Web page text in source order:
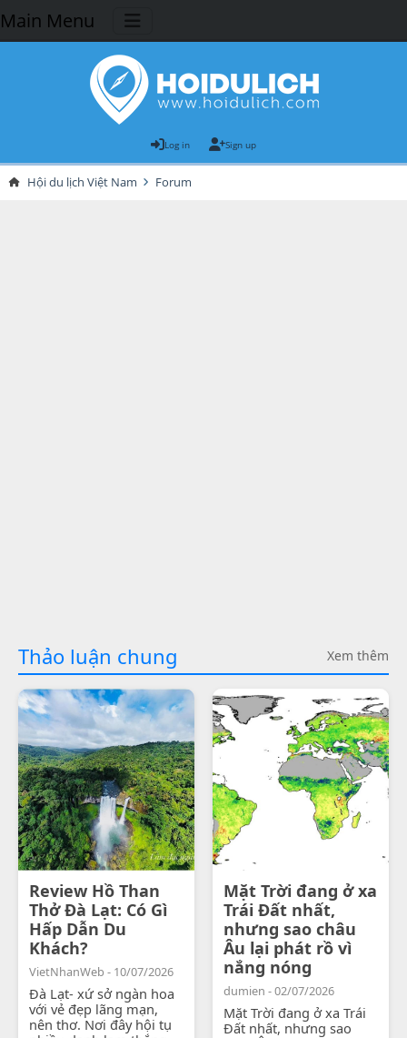
Main Menu
Log in Sign up
Hội du lịch Việt Nam Forum
Thảo luận chung Xem thêm
Review Hồ Than
Thở Đà Lạt: Có Gì
Hấp Dẫn Du
Khách?
VietNhanWeb - 10/07/2026
Đà Lạt- xứ sở ngàn hoa
với vẻ đẹp lãng mạn,
nên thơ. Nơi đây hội tụ
Mặt Trời đang ở xa
Trái Đất nhất,
nhưng sao châu
Âu lại phát rồ vì
nắng nóng
dumien - 02/07/2026
Mặt Trời đang ở xa Trái
Đất nhất, nhưng sao